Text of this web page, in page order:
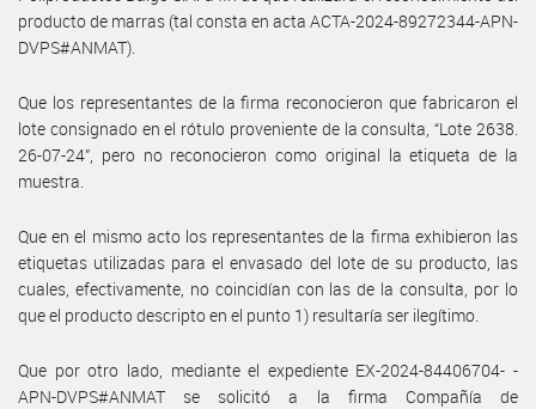
producto de marras (tal consta en acta ACTA-2024-89272344-APN-
DVPS#ANMAT).
Que los representantes de la firma reconocieron que fabricaron el
lote consignado en el rótulo proveniente de la consulta, “Lote 2638.
26-07-24”, pero no reconocieron como original la etiqueta de la
muestra.
Que en el mismo acto los representantes de la firma exhibieron las
etiquetas utilizadas para el envasado del lote de su producto, las
cuales, efectivamente, no coincidían con las de la consulta, por lo
que el producto descripto en el punto 1) resultaría ser ilegítimo.
Que por otro lado, mediante el expediente EX-2024-84406704- -
APN-DVPS#ANMAT se solicitó a la firma Compañía de